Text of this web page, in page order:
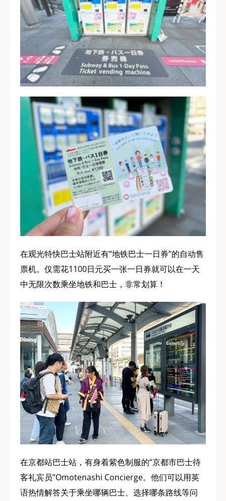
在观光特快巴士站附近有“地铁巴士一日券”的自动售
票机。仅需花1100日元买一张一日券就可以在一天
中无限次数乘坐地铁和巴士，非常划算！
在京都站巴士站，有身着紫色制服的“京都市巴士待
客礼宾员”Omotenashi Concierge。他们可以用英
语热情解答关于乘坐哪辆巴士、选择哪条路线等问